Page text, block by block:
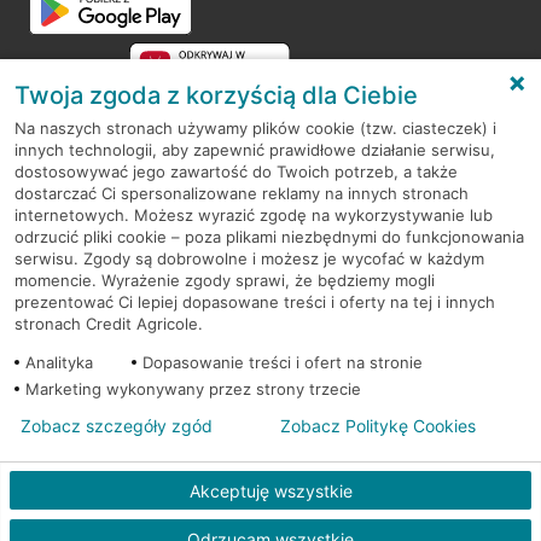
RODO
Regulamin serwisu
Mapa serwisu
PolitykaCookies
© 2026 Credit Agricole Bank Polska S.A. Wszelkie prawa zastrzeżone
Twoja zgoda z korzyścią dla Ciebie
Na naszych stronach używamy plików cookie (tzw. ciasteczek) i
innych technologii, aby zapewnić prawidłowe działanie serwisu,
dostosowywać jego zawartość do Twoich potrzeb, a także
dostarczać Ci spersonalizowane reklamy na innych stronach
internetowych. Możesz wyrazić zgodę na wykorzystywanie lub
odrzucić pliki cookie – poza plikami niezbędnymi do funkcjonowania
serwisu. Zgody są dobrowolne i możesz je wycofać w każdym
momencie. Wyrażenie zgody sprawi, że będziemy mogli
prezentować Ci lepiej dopasowane treści i oferty na tej i innych
stronach Credit Agricole.
Analityka
Dopasowanie treści i ofert na stronie
Marketing wykonywany przez strony trzecie
Akceptuję wszystkie
Zobacz szczegóły zgód Zobacz Politykę Cookies